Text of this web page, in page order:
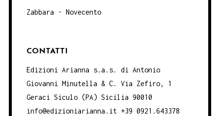
Zabbara - Novecento
CONTATTI
Edizioni Arianna s.a.s. di Antonio
Giovanni Minutella & C. Via Zefiro, 1
Geraci Siculo (PA) Sicilia 90010
info@edizioniarianna.it +39 0921.643378